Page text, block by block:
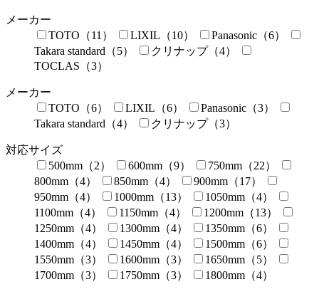
メーカー
TOTO（11）
LIXIL（10）
Panasonic（6）
Takara standard（5）
クリナップ（4）
TOCLAS（3）
メーカー
TOTO（6）
LIXIL（6）
Panasonic（3）
Takara standard（4）
クリナップ（3）
対応サイズ
500mm（2）
600mm（9）
750mm（22）
800mm（4）
850mm（4）
900mm（17）
950mm（4）
1000mm（13）
1050mm（4）
1100mm（4）
1150mm（4）
1200mm（13）
1250mm（4）
1300mm（4）
1350mm（6）
1400mm（4）
1450mm（4）
1500mm（6）
1550mm（3）
1600mm（3）
1650mm（5）
1700mm（3）
1750mm（3） 1800mm（4）